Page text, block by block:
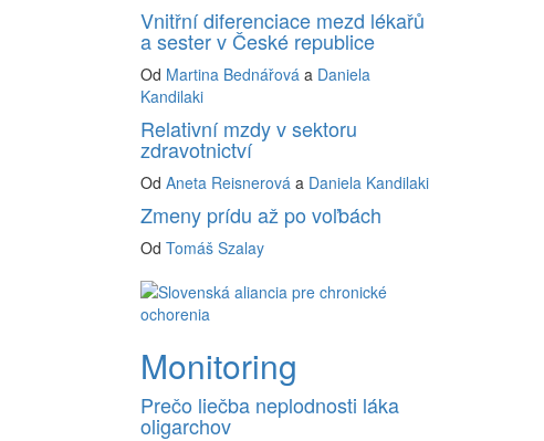
Vnitřní diferenciace mezd lékařů
a sester v České republice
Od Martina Bednářová a Daniela
Kandilaki
Relativní mzdy v sektoru
zdravotnictví
OdAneta Reisnerová a Daniela Kandilaki
Zmeny prídu až po voľbách
OdTomáš Szalay
Monitoring
Prečo liečba neplodnosti láka
oligarchov